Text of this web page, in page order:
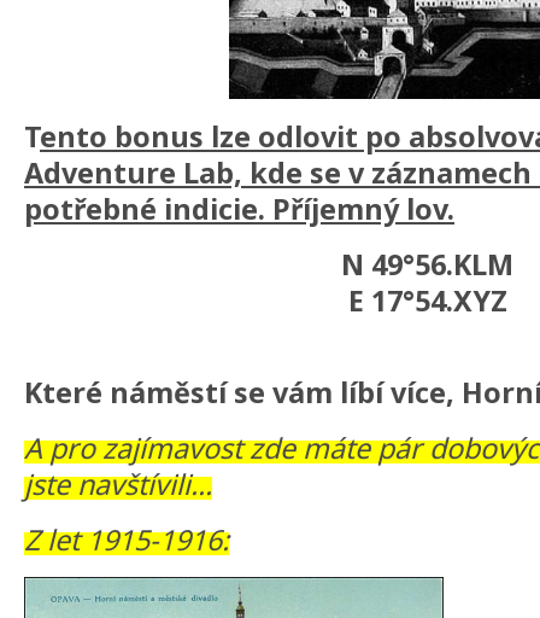
Tento bonus lze odlovit po
Adventure Lab, kde se v
potřebné indicie. Příjemný lov.
N 49°56.KLM
E 17°54.XYZ
Které náměstí se vám líbí více,
A pro zajímavost zde máte pár
jste navštívili...
Z let 1915-1916: